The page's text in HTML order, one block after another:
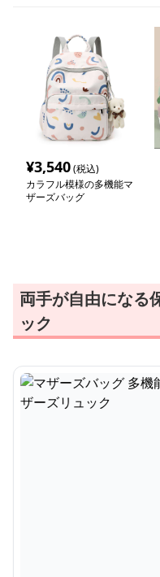
¥3,540(税込)
カラフル模様の多機能マ
ザーズバッグ
両手が自由になる
ック